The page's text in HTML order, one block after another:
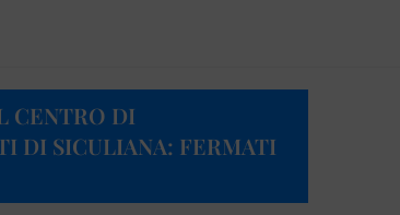
CENTRO DI
DI SICULIANA: FERMATI